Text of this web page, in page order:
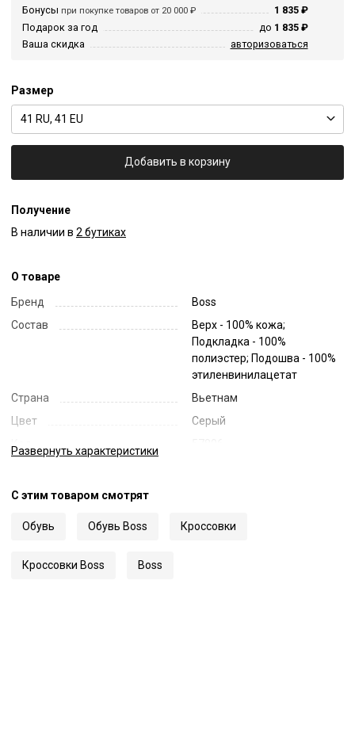
Бонусы при покупке товаров от 20 000 ₽
1 835 ₽
Подарок за год
до 1 835 ₽
Ваша скидка
авторизоваться
Размер
41 RU, 41 EU
Добавить в корзину
Получение
В наличии в 2 бутиках
О товаре
Бренд
Boss
Состав
Верх - 100% кожа;
Подкладка - 100%
полиэстер; Подошва - 100%
этиленвинилацетат
Страна
Вьетнам
Цвет
Серый
Код
Развернуть характеристики
С этим товаром смотрят
Обувь Обувь Boss Кроссовки
Кроссовки Boss Boss